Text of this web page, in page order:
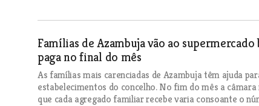
Famílias de Azambuja vão ao
paga no final do mês
As famílias mais carenciadas de Azambuja têm ajuda
estabelecimentos do concelho. No fim do mês a
que cada agregado familiar recebe varia consoante o